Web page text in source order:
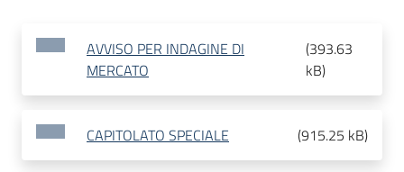
AVVISO PER INDAGINE DI
MERCATO
(393.63
kB)
CAPITOLATO SPECIALE (915.25 kB)